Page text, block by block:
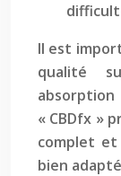
Il est
qualité
« CBDfx »
complet
bien